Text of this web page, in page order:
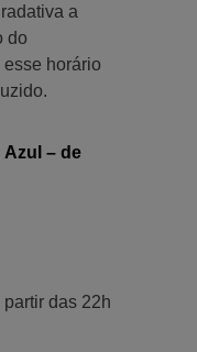
a
do
horário
Azul – de
das 22h